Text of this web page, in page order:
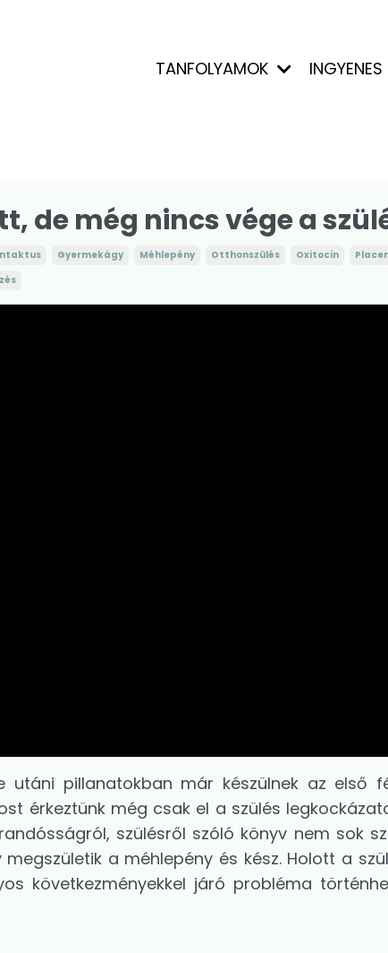
TANFOLYAMOK INGYENES
de még nincs vége a
Gyermekágy Méhlepény Otthonszülés Oxitocin
utáni pillanatokban már készülnek az első
érkeztünk még csak el a szülés
szülésről szóló könyv nem sok
a méhlepény és kész. Holott a
következményekkel járó probléma